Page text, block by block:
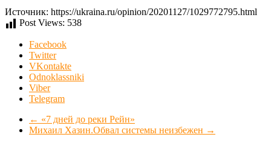
Источник: https://ukraina.ru/opinion/20201127/1029772795.html
Post Views: 538
Facebook
Twitter
VKontakte
Odnoklassniki
Viber
Telegram
← «7 дней до реки Рейн»
Михаил Хазин.Обвал системы неизбежен →